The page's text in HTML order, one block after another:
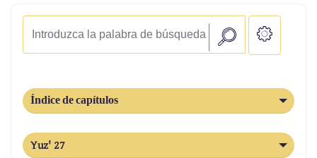
Índice de capítulos
Yuz' 27